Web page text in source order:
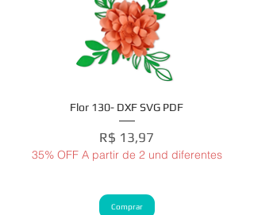
Flor 130- DXF SVG PDF
Preço
R$ 13,97
35% OFF A partir de 2 und diferentes
Comprar